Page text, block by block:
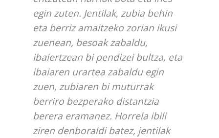
egin zuten. Jentilak, zubia behin
eta berriz amaitzeko zorian ikusi
zuenean, besoak zabaldu,
ibaiertzean bi pendizei bultza, eta
ibaiaren urartea zabaldu egin
zuen, zubiaren bi muturrak
berriro bezperako distantzia
berera eramanez. Horrela ibili
ziren denboraldi batez, jentilak